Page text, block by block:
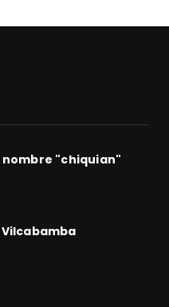
nombre "chiquian"
Vilcabamba